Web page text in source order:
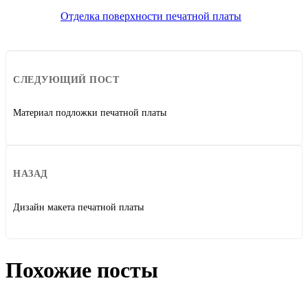
Отделка поверхности печатной платы
НАЗАД
Дизайн макета печатной платы
СЛЕДУЮЩИЙ ПОСТ
Материал подложки печатной платы
Похожие посты